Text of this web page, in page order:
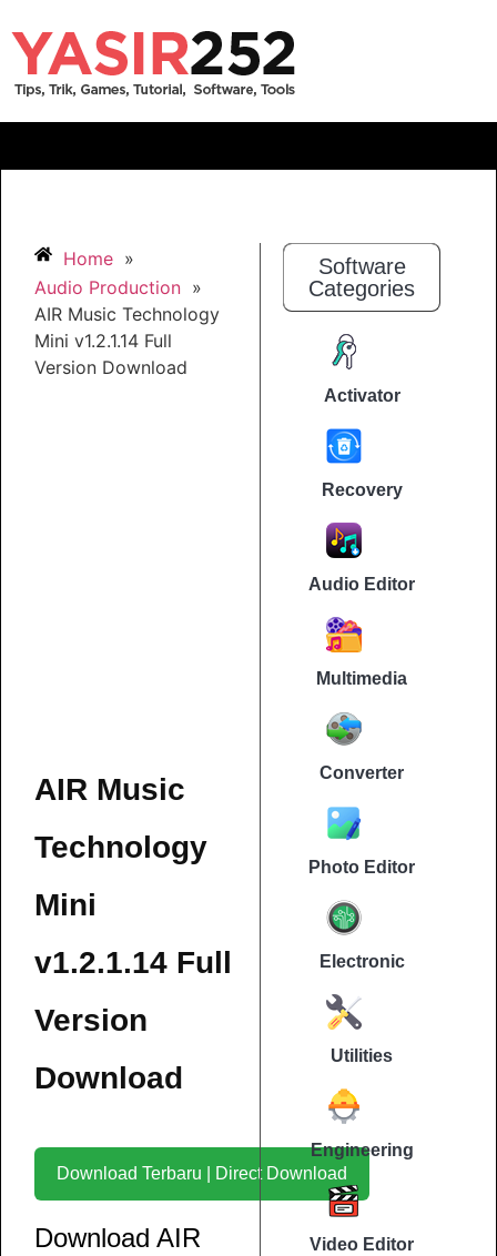
Home »
Audio Production »
AIR Music Technology
Mini v1.2.1.14 Full
Version Download
AIR Music
Technology
Mini
v1.2.1.14 Full
Version
Download
Download Terbaru | Direct Download
Download AIR
Software
Categories
Activator
Recovery
Audio Editor
Multimedia
Converter
Photo Editor
Electronic
Utilities
Engineering
Video Editor